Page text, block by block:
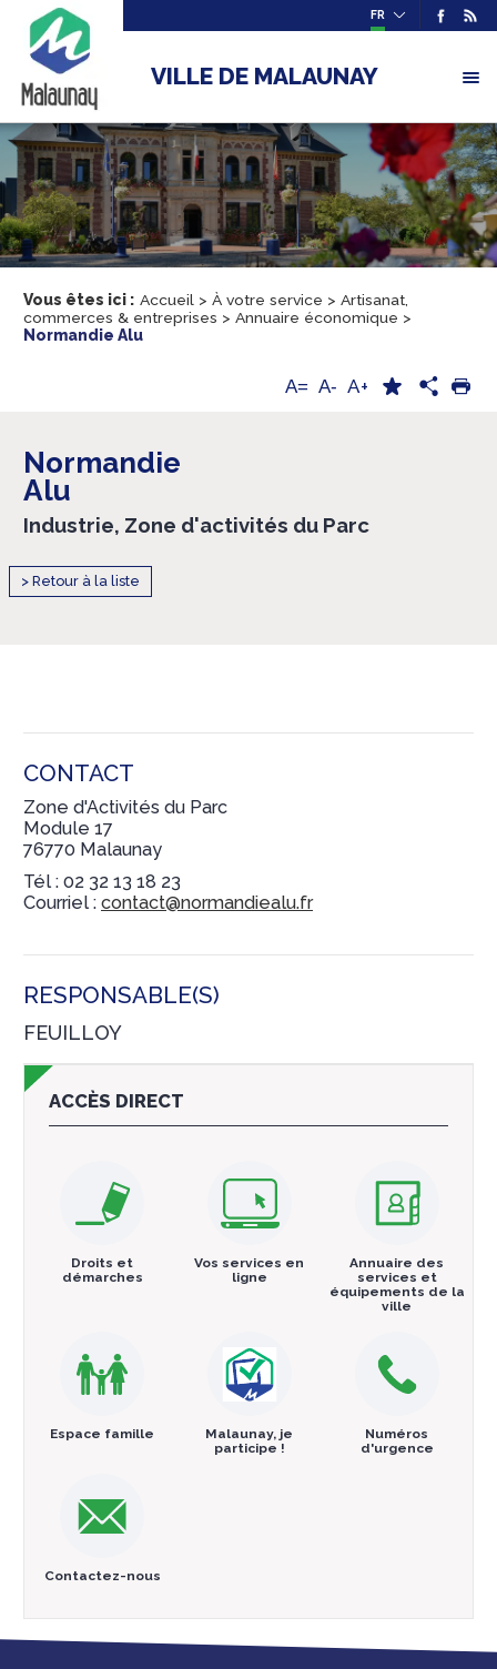
FR
VILLE DE MALAUNAY
Vous êtes ici : Accueil > À votre service > Artisanat,
commerces & entreprises > Annuaire économique >
Normandie Alu
A= A- A+
Normandie
Alu
Industrie, Zone d'activités du Parc
> Retour à la liste
CONTACT
Zone d'Activités du Parc
Module 17
76770 Malaunay
Tél : 02 32 13 18 23
Courriel : contact@normandiealu.fr
RESPONSABLE(S)
FEUILLOY
ACCÈS DIRECT
Droits et
démarches
Vos services en
ligne
Annuaire des
services et
équipements de la
ville
Espace famille
Malaunay, je
participe !
Numéros
d'urgence
Contactez-nous